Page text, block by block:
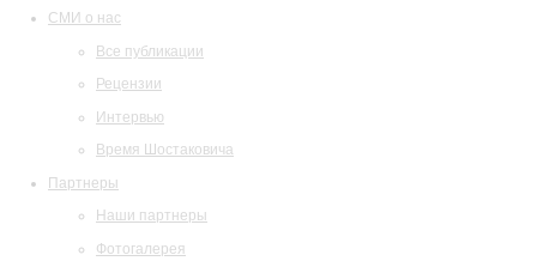
СМИ о нас
Все публикации
Рецензии
Интервью
Время Шостаковича
Партнеры
Наши партнеры
Фотогалерея